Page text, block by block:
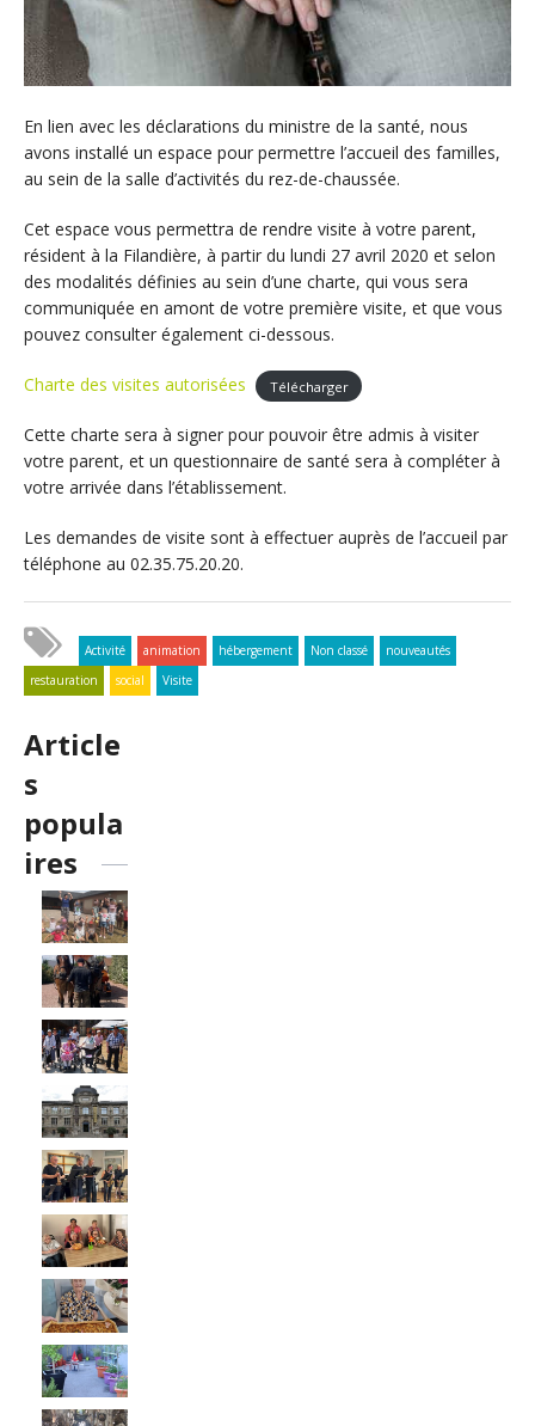
En lien avec les déclarations du ministre de la santé, nous
avons installé un espace pour permettre l’accueil des familles,
au sein de la salle d’activités du rez-de-chaussée.
Cet espace vous permettra de rendre visite à votre parent,
résident à la Filandière, à partir du lundi 27 avril 2020 et selon
des modalités définies au sein d’une charte, qui vous sera
communiquée en amont de votre première visite, et que vous
pouvez consulter également ci-dessous.
Charte des visites autorisées Télécharger
Cette charte sera à signer pour pouvoir être admis à visiter
votre parent, et un questionnaire de santé sera à compléter à
votre arrivée dans l’établissement.
Les demandes de visite sont à effectuer auprès de l’accueil par
téléphone au 02.35.75.20.20.
Activité animation hébergement Non classé
nouveautés
restauration
social Visite
Article
s
popula
ires